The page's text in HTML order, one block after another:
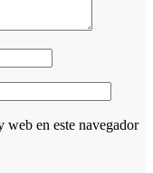
en este navegador